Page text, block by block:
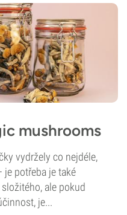
mushrooms
vydržely co nejdéle,
je potřeba je také
ale pokud
je...